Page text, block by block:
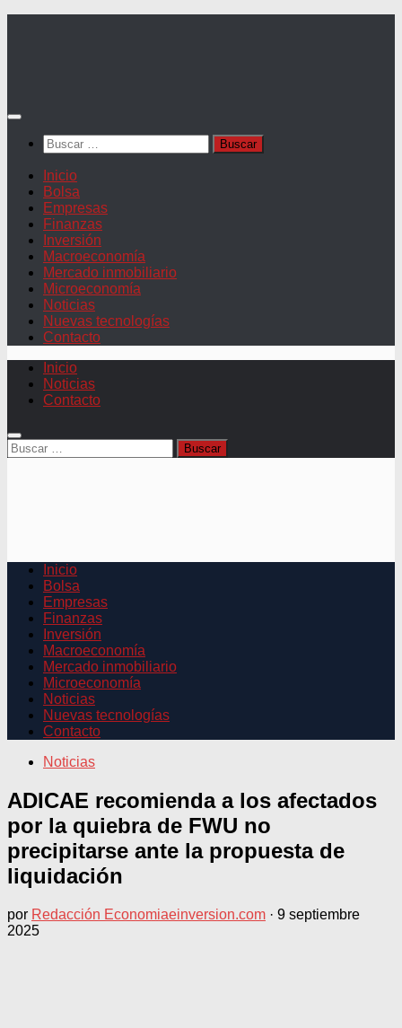
Buscar:
Inicio
Bolsa
Empresas
Finanzas
Inversión
Macroeconomía
Mercado inmobiliario
Microeconomía
Noticias
Nuevas tecnologías
Contacto
Inicio
Noticias
Contacto
Buscar:
Inicio
Bolsa
Empresas
Finanzas
Inversión
Macroeconomía
Mercado inmobiliario
Microeconomía
Noticias
Nuevas tecnologías
Contacto
Noticias
ADICAE recomienda a los afectados
por la quiebra de FWU no
precipitarse ante la propuesta de
liquidación
por Redacción Economiaeinversion.com · 9 septiembre
2025